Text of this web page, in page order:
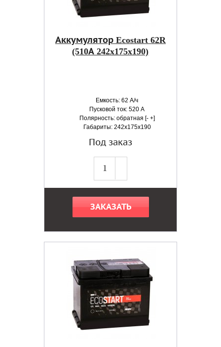
Аккумулятор Ecostart 62R
(510А 242x175x190)
Емкость: 62 А/ч
Пусковой ток: 520 А
Полярность: обратная [- +]
Габариты: 242x175x190
Под заказ
ЗАКАЗАТЬ